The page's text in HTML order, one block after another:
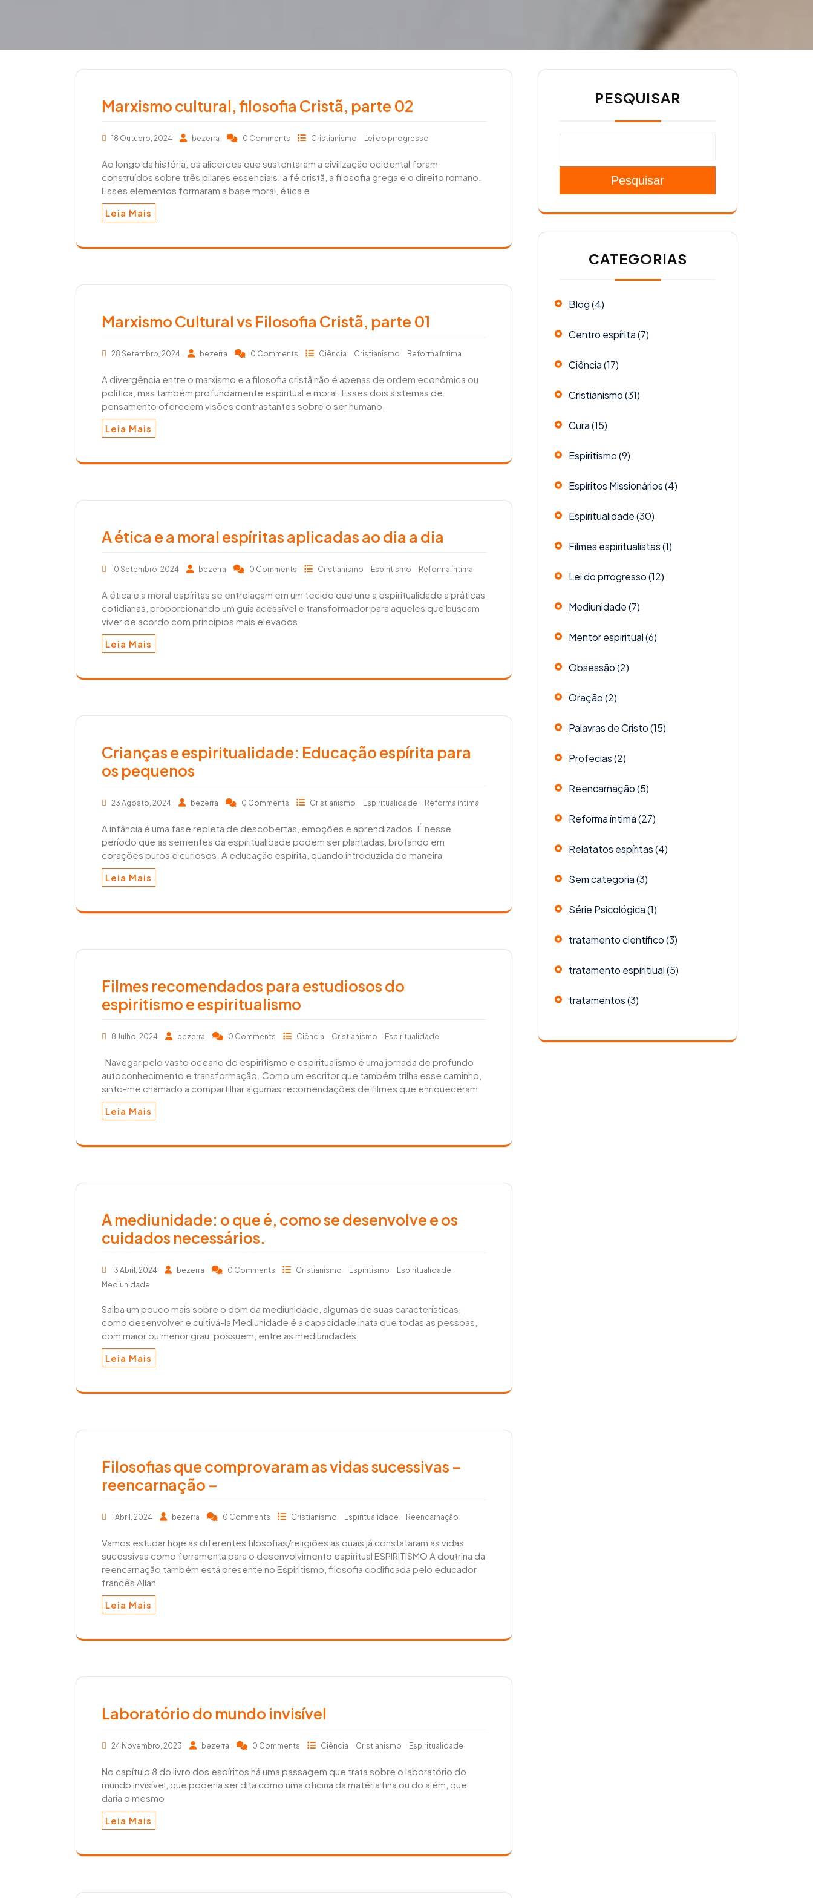
Marxismo cultural, filosofia Cristã, parte 02
18 Outubro, 2024 bezerra 0 Comments Cristianismo Lei do prrogresso
Ao longo da história, os alicerces que sustentaram a civilização ocidental foram
construídos sobre três pilares essenciais: a fé cristã, a filosofia grega e o direito romano.
Esses elementos formaram a base moral, ética e
Leia Mais
Marxismo Cultural vs Filosofia Cristã, parte 01
28 Setembro, 2024 bezerra 0 Comments Ciência Cristianismo Reforma íntima
A divergência entre o marxismo e a filosofia cristã não é apenas de ordem econômica ou
política, mas também profundamente espiritual e moral. Esses dois sistemas de
pensamento oferecem visões contrastantes sobre o ser humano,
Leia Mais
A ética e a moral espíritas aplicadas ao dia a dia
10 Setembro, 2024 bezerra 0 Comments Cristianismo Espiritismo Reforma íntima
A ética e a moral espíritas se entrelaçam em um tecido que une a espiritualidade a práticas
cotidianas, proporcionando um guia acessível e transformador para aqueles que buscam
viver de acordo com princípios mais elevados.
Leia Mais
Crianças e espiritualidade: Educação espírita para
os pequenos
23 Agosto, 2024 bezerra 0 Comments Cristianismo Espiritualidade Reforma íntima
A infância é uma fase repleta de descobertas, emoções e aprendizados. É nesse
período que as sementes da espiritualidade podem ser plantadas, brotando em
corações puros e curiosos. A educação espírita, quando introduzida de maneira
Leia Mais
Filmes recomendados para estudiosos do
espiritismo e espiritualismo
8 Julho, 2024 bezerra 0 Comments Ciência Cristianismo Espiritualidade
Navegar pelo vasto oceano do espiritismo e espiritualismo é uma jornada de profundo
autoconhecimento e transformação. Como um escritor que também trilha esse caminho,
sinto-me chamado a compartilhar algumas recomendações de filmes que enriqueceram
Leia Mais
A mediunidade: o que é, como se desenvolve e os
cuidados necessários.
13 Abril, 2024 bezerra 0 Comments Cristianismo Espiritismo
Espiritualidade
Mediunidade
Saiba um pouco mais sobre o dom da mediunidade, algumas de suas características,
como desenvolver e cultivá-la Mediunidade é a capacidade inata que todas as pessoas,
com maior ou menor grau, possuem, entre as mediunidades,
Leia Mais
Filosofias que comprovaram as vidas sucessivas –
reencarnação –
1 Abril, 2024 bezerra 0 Comments Cristianismo Espiritualidade Reencarnação
Vamos estudar hoje as diferentes filosofias/religiões as quais já constataram as vidas
sucessivas como ferramenta para o desenvolvimento espiritual ESPIRITISMO A doutrina da
reencarnação também está presente no Espiritismo, filosofia codificada pelo educador
francês Allan
Leia Mais
Laboratório do mundo invisível
24 Novembro, 2023 bezerra 0 Comments Ciência Cristianismo Espiritualidade
No capítulo 8 do livro dos espíritos há uma passagem que trata sobre o laboratório do
mundo invisível, que poderia ser dita como uma oficina da matéria fina ou do além, que
daria o mesmo
Leia Mais
PESQUISAR
Pesquisar
CATEGORIAS
Blog(4)
Centro espírita(7)
Ciência(17)
Cristianismo(31)
Cura(15)
Espiritismo(9)
Espíritos Missionários(4)
Espiritualidade(30)
Filmes espiritualistas(1)
Lei do prrogresso(12)
Mediunidade(7)
Mentor espiritual(6)
Obsessão(2)
Oração(2)
Palavras de Cristo(15)
Profecias(2)
Reencarnação(5)
Reforma íntima(27)
Relatatos espíritas(4)
Sem categoria(3)
Série Psicológica(1)
tratamento científico(3)
tratamento espiritiual(5)
tratamentos(3)